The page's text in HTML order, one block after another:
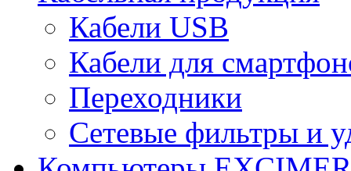
Кабели USB
Кабели для
Переходники
Сетевые фильтры и